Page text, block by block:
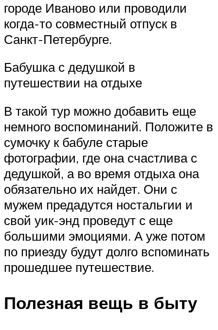
городе Иваново или проводили
когда-то совместный отпуск в
Санкт-Петербурге.
Бабушка с дедушкой в
путешествии на отдыхе
В такой тур можно добавить еще
немного воспоминаний. Положите в
сумочку к бабуле старые
фотографии, где она счастлива с
дедушкой, а во время отдыха она
обязательно их найдет. Они с
мужем предадутся ностальгии и
свой уик-энд проведут с еще
большими эмоциями. А уже потом
по приезду будут долго вспоминать
прошедшее путешествие.
Полезная вещь в быту